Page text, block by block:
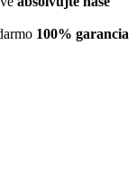
100% garancia